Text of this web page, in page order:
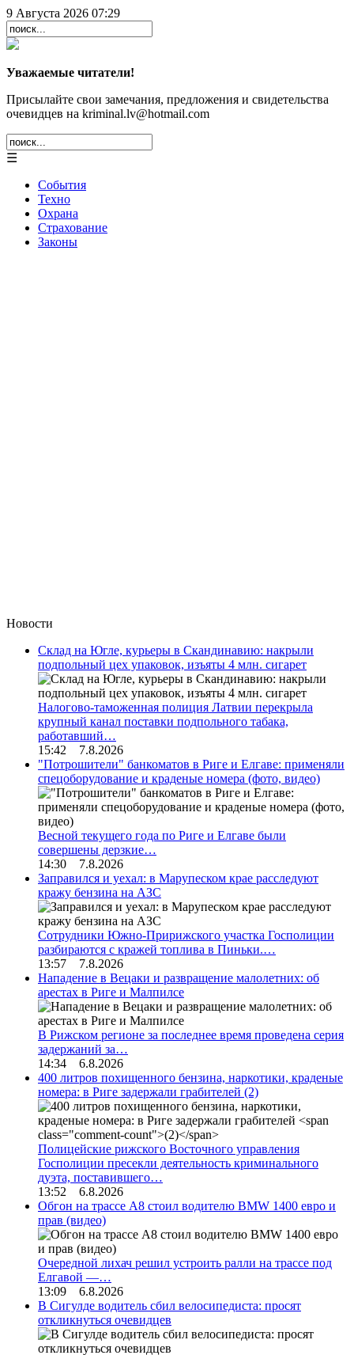
9 Августа 2026 07:29
Уважаемые читатели!
Присылайте свои замечания, предложения и свидетельства
очевидцев на kriminal.lv@hotmail.com
☰
События
Техно
Охрана
Страхование
Законы
Новости
Склад на Югле, курьеры в Скандинавию: накрыли
подпольный цех упаковок, изъяты 4 млн. сигарет
Налогово-таможенная полиция Латвии перекрыла
крупный канал поставки подпольного табака,
работавший…
15:42 7.8.2026
"Потрошители" банкоматов в Риге и Елгаве: применяли
спецоборудование и краденые номера (фото, видео)
Весной текущего года по Риге и Елгаве были
совершены дерзкие…
14:30 7.8.2026
Заправился и уехал: в Марупеском крае расследуют
кражу бензина на АЗС
Сотрудники Южно-Пририжского участка Госполиции
разбираются с кражей топлива в Пиньки.…
13:57 7.8.2026
Нападение в Вецаки и развращение малолетних: об
арестах в Риге и Малпилсе
В Рижском регионе за последнее время проведена серия
задержаний за…
14:34 6.8.2026
400 литров похищенного бензина, наркотики, краденые
номера: в Риге задержали грабителей (2)
Полицейские рижского Восточного управления
Госполиции пресекли деятельность криминального
дуэта, поставившего…
13:52 6.8.2026
Обгон на трассе А8 стоил водителю BMW 1400 евро и
прав (видео)
Очередной лихач решил устроить ралли на трассе под
Елгавой —…
13:09 6.8.2026
В Сигулде водитель сбил велосипедиста: просят
откликнуться очевидцев